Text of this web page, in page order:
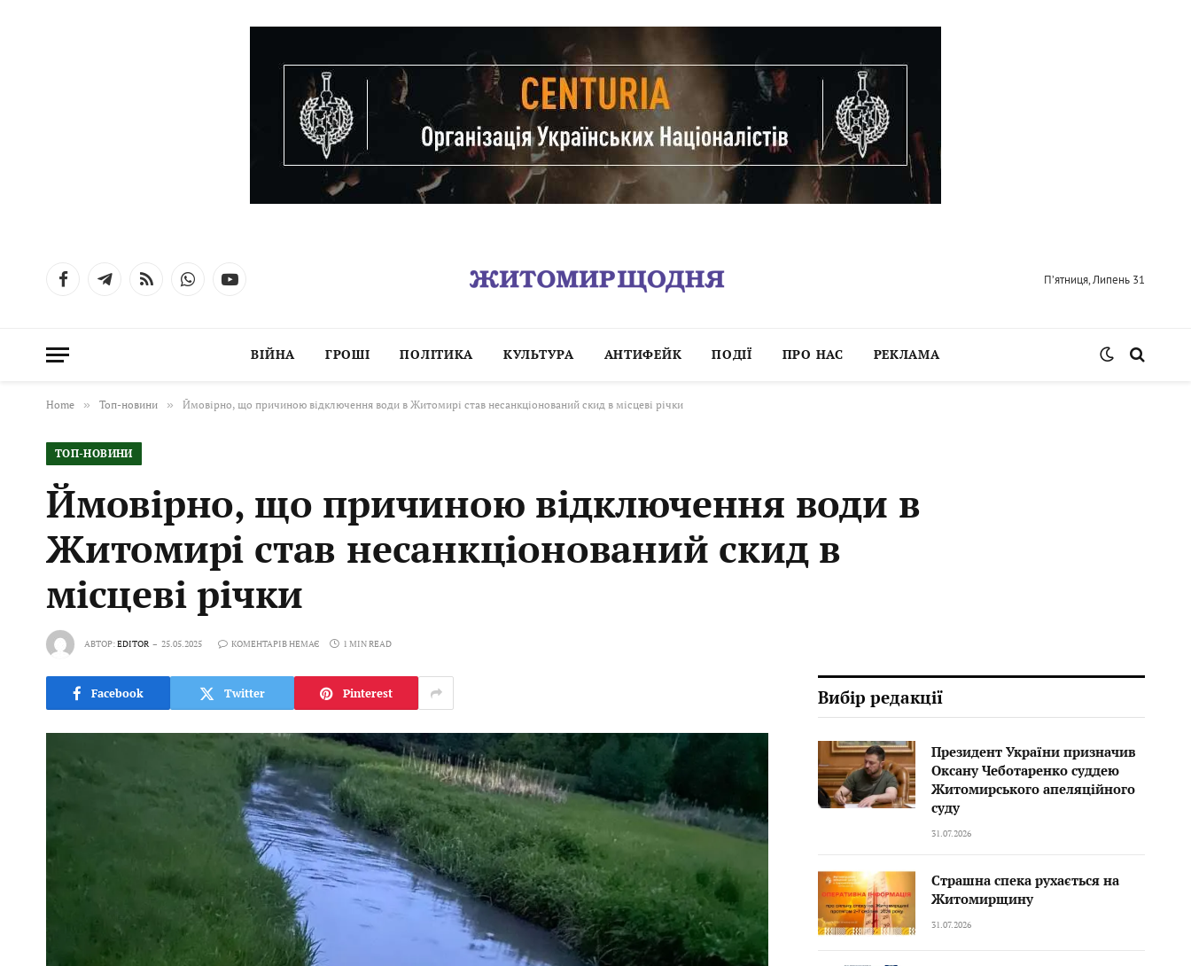
FacebookTelegramRSS WhatsAppYouTube П’ятниця, Липень 31
ВІЙНА ГРОШІ ПОЛІТИКА КУЛЬТУРА АНТИФЕЙК ПОДІЇ ПРО НАС РЕКЛАМА
Home » Топ-новини » Ймовірно, що причиною відключення води в Житомирі став несанкціонований скид в місцеві річки
ТОП-НОВИНИ
Ймовірно, що причиною відключення води в
Житомирі став несанкціонований скид в
місцеві річки
АВТОР:EDITOR 25.05.2025 КОМЕНТАРІВ НЕМАЄ 1 MIN READ
Facebook Twitter Pinterest Вибір редакції
Президент України призначив
Оксану Чеботаренко суддею
Житомирського апеляційного
суду
31.07.2026
Страшна спека рухається на
Житомирщину
31.07.2026